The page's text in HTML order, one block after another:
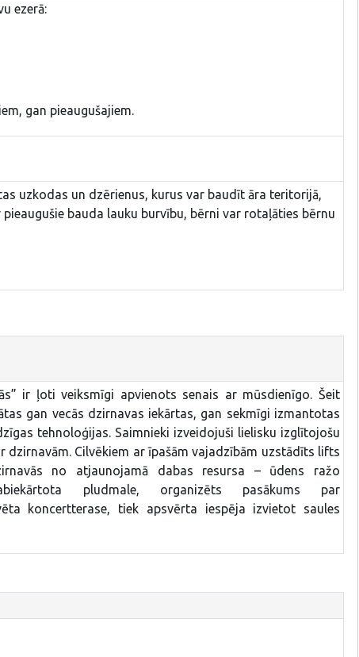
ezerā:
gan pieaugušajiem.
uzkodas un dzērienus, kurus var baudīt āra teritorijā,
bauda lauku burvību, bērni var rotaļāties bērnu
ir ļoti veiksmīgi apvienots senais ar mūsdienīgo. Šeit
gan vecās dzirnavas iekārtas, gan sekmīgi izmantotas
tehnoloģijas. Saimnieki izveidojuši lielisku izglītojošu
dzirnavām. Cilvēkiem ar īpašām vajadzībām uzstādīts lifts
no atjaunojamā dabas resursa – ūdens ražo
pludmale, organizēts pasākums par
koncertterase, tiek apsvērta iespēja izvietot saules